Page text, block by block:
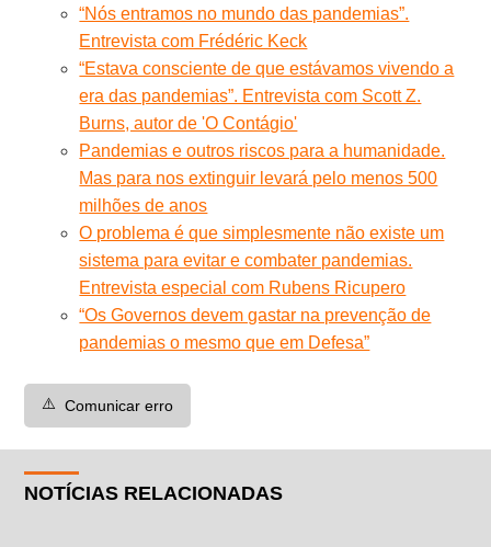
“Nós entramos no mundo das pandemias”.
Entrevista com Frédéric Keck
“Estava consciente de que estávamos vivendo a
era das pandemias”. Entrevista com Scott Z.
Burns, autor de 'O Contágio'
Pandemias e outros riscos para a humanidade.
Mas para nos extinguir levará pelo menos 500
milhões de anos
O problema é que simplesmente não existe um
sistema para evitar e combater pandemias.
Entrevista especial com Rubens Ricupero
“Os Governos devem gastar na prevenção de
pandemias o mesmo que em Defesa”
⚠️ Comunicar erro
NOTÍCIAS RELACIONADAS